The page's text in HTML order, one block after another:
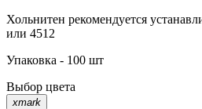
Хольнитен рекомендуется
или 4512
Упаковка - 100 шт
Выбор цвета
xmark